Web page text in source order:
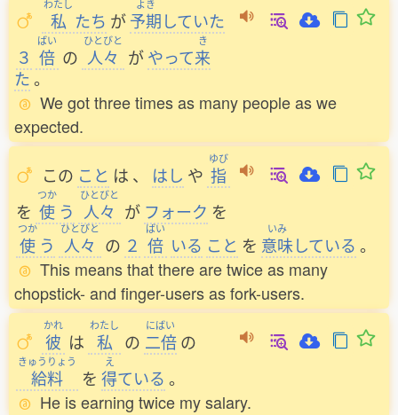
わたし
私 たち が
よき
予期していた
３
ばい
倍 の
ひとびと
人々 がやって
き
来
た。
We got three times as many people as we
expected.
この こと は 、 はし や
ゆび
指
を
つか
使 う
ひとびと
人々 が フォーク を
つか
使 う
ひとびと
人々 の ２
ばい
倍 いる こと を
いみ
意味している 。
This means that there are twice as many
chopstick- and finger-users as fork-users.
かれ
彼 は
わたし
私 の
にばい
二倍 の
きゅうりょう
給料 を
え
得ている 。
He is earning twice my salary.